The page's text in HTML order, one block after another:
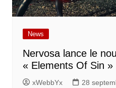
News
Nervosa lance le
« Elements Of Sin »
xWebbYx 28